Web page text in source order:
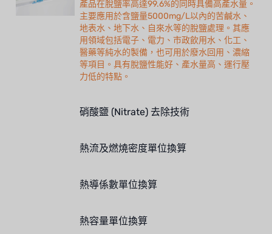
產品在脫鹽率高達99.6%的同時具備高產水量。
主要應用於含鹽量5000mg/L以內的苦鹹水、
地表水、地下水、自來水等的脫鹽處理。其應
用領域包括電子、電力、市政飲用水、化工、
醫藥等純水的製備，也可用於廢水回用、濃縮
等項目。具有脫鹽性能好、產水量高、運行壓
力低的特點。
硝酸鹽 (Nitrate) 去除技術
熱流及燃燒密度單位換算
熱導係數單位換算
熱容量單位換算